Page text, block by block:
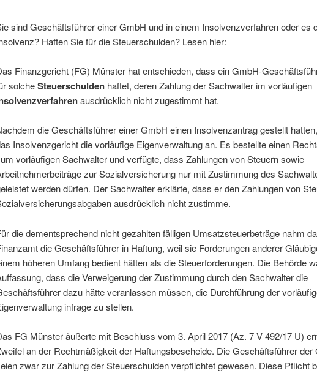
sind Geschäftsführer einer GmbH und in einem Insolvenzverfahren oder es
Haften Sie für die Steuerschulden? Lesen hier:
Finanzgericht (FG) Münster hat entschieden, dass ein GmbH-
solcheSteuerschuldenhaftet, deren Zahlung der Sachwalter im vorläufigen
ausdrücklich nicht zugestimmt hat.
die Geschäftsführer einer GmbH einen Insolvenzantrag gestellt
Insolvenzgericht die vorläufige Eigenverwaltung an. Es bestellte einen
vorläufigen Sachwalter und verfügte, dass Zahlungen von Steuern sowie
zur Sozialversicherung nur mit Zustimmung des
werden dürfen. Der Sachwalter erklärte, dass er den Zahlungen von
ausdrücklich nicht zustimme.
die dementsprechend nicht gezahlten fälligen Umsatzsteuerbeträge nahm
die Geschäftsführer in Haftung, weil sie Forderungen anderer
höheren Umfang bedient hätten als die Steuerforderungen. Die Behörde
dass die Verweigerung der Zustimmung durch den Sachwalter die
dazu hätte veranlassen müssen, die Durchführung der
infrage zu stellen.
FG Münster äußerte mit Beschluss vom 3. April 2017 (Az. 7 V 492/17 U)
an der Rechtmäßigkeit der Haftungsbescheide. Die Geschäftsführer der
zwar zur Zahlung der Steuerschulden verpflichtet gewesen. Diese Pflicht